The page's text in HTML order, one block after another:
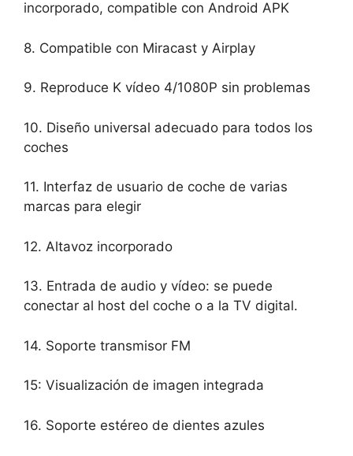
incorporado, compatible con Android APK
8. Compatible con Miracast y Airplay
9. Reproduce K vídeo 4/1080P sin problemas
10. Diseño universal adecuado para todos los
coches
11. Interfaz de usuario de coche de varias
marcas para elegir
12. Altavoz incorporado
13. Entrada de audio y vídeo: se puede
conectar al host del coche o a la TV digital.
14. Soporte transmisor FM
15: Visualización de imagen integrada
16. Soporte estéreo de dientes azules